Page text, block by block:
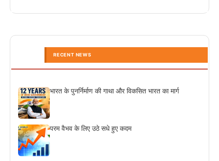
RECENT NEWS
भारत के पुनर्निर्माण की गाथा और विकसित भारत का मार्ग
परम वैभव के लिए उठे सधे हुए कदम